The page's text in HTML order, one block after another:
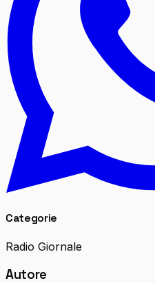
Categorie
Radio Giornale
Autore